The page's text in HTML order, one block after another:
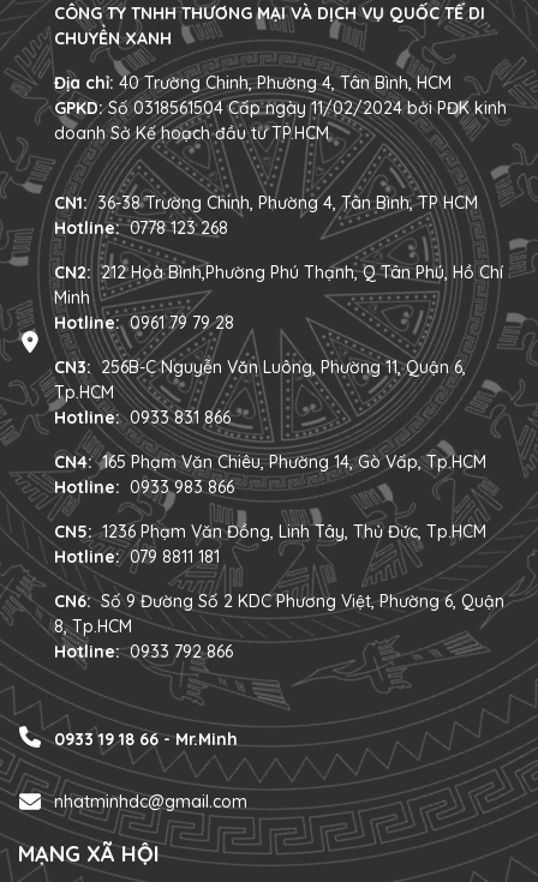
CÔNG TY TNHH THƯƠNG MẠI VÀ DỊCH VỤ QUỐC TẾ DI
CHUYỂN XANH
Địa chỉ: 40 Trường Chinh, Phường 4, Tân Bình, HCM
GPKD:Số 0318561504 Cấp ngày 11/02/2024 bởi PĐK kinh
doanh Sở Kế hoạch đầu tư TP.HCM
CN1: 36-38 Trường Chinh, Phường 4, Tân Bình, TP HCM
Hotline: 0778 123 268
CN2: 212 Hoà Bình,Phường Phú Thạnh, Q Tân Phú, Hồ Chí
Minh
Hotline: 0961 79 79 28
CN3: 256B-C Nguyễn Văn Luông, Phường 11, Quận 6,
Tp.HCM
Hotline: 0933 831 866
CN4: 165 Phạm Văn Chiêu, Phường 14, Gò Vấp, Tp.HCM
Hotline: 0933 983 866
CN5: 1236 Phạm Văn Đồng, Linh Tây, Thủ Đức, Tp.HCM
Hotline: 079 8811 181
CN6: Số 9 Đường Số 2 KDC Phương Việt, Phường 6, Quận
8, Tp.HCM
Hotline: 0933 792 866
0933 19 18 66 - Mr.Minh
nhatminhdc@gmail.com
MẠNG XÃ HỘI